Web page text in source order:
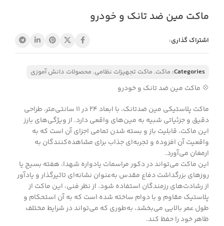
ماکت مین ضد تانک و خودرو
اشتراک گذاری:
Categories: ماکت, ماکت تجهیزات نظامی, محصولات دانش آموزی
💠 ماکت مین ضد تانک و خودرو
ماکت پلاستیکی مین ضدتانک، با ابعاد 24 در 11 سانتی‌متر، طراحی
دقیق و جزئیاتی شبیه به مین‌های واقعی دارد. از ویژگی‌های بارز
این ماکت، قابلیت باز و بسته شدن تمامی اجزای آن است که به
واقعیت آن افزوده و تجربه‌ای جذاب برای مشاهده‌کنندگان به
ارمغان می‌آورد.
این ماکت می‌تواند در دکور مراسمات یادواره شهدا، هفته بسیج یا
روزهای بزرگداشت دفاع مقدس به‌عنوان نشانه‌ای تاثیرگذار و یادآور
از رشادت‌های رزمندگان استفاده شود. از نظر فنی، این ماکت از
پلاستیک مقاوم و با دوام ساخته شده است که به آن استحکام و
طول عمر بالایی می‌بخشد، به‌طوری که می‌تواند در شرایط مختلف
ظاهر خود را حفظ کند.